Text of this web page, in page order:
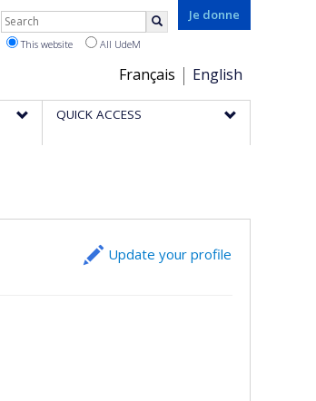
Je donne
Choix
de
la
Français English
Rechercher
This website All UdeM
QUICK ACCESS
Update your profile